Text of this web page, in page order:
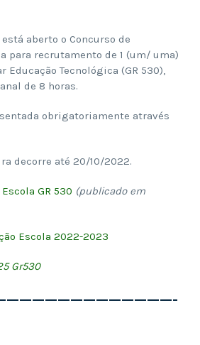
aberto o Concurso de
para recrutamento de 1 (um/ uma)
Educação Tecnológica (GR 530),
de 8 horas.
obrigatoriamente através
decorre até 20/10/2022.
GR 530 (publicado em
Escola 2022-2023
Gr530